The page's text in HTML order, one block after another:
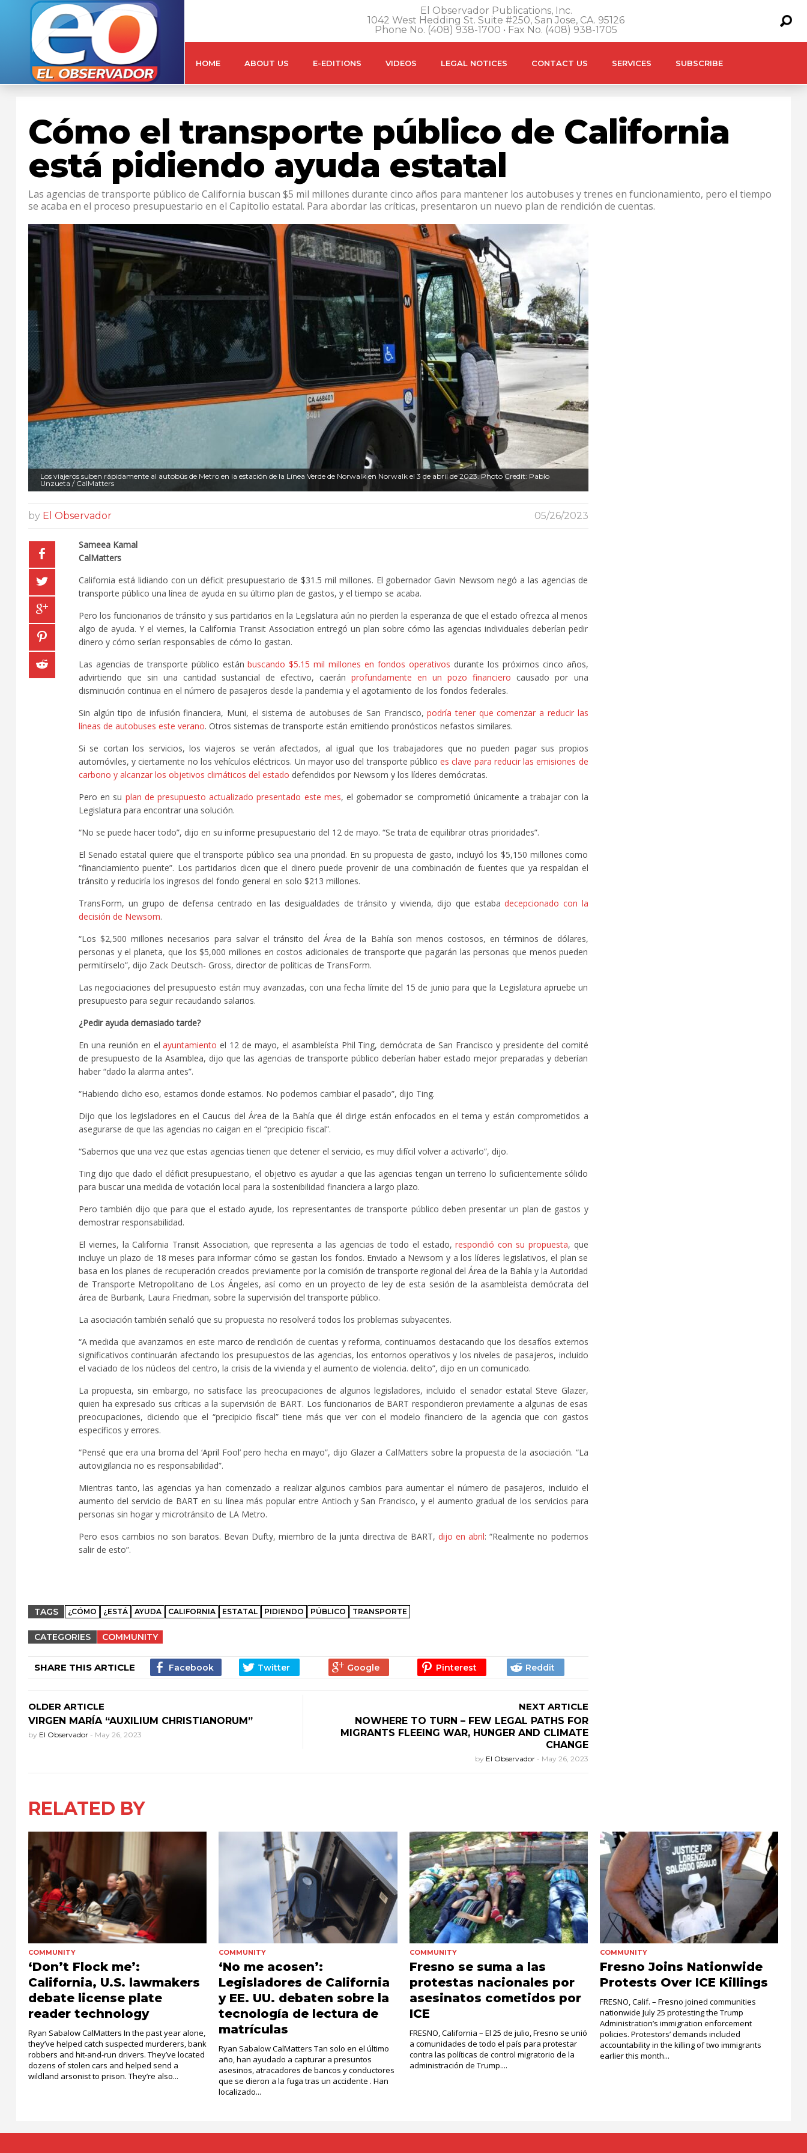
El Observador Publications, Inc.
1042 West Hedding St. Suite #250, San Jose, CA. 95126
Phone No. (408) 938-1700 • Fax No. (408) 938-1705
HOME ABOUT US E-EDITIONS VIDEOS LEGAL NOTICES CONTACT US SERVICES SUBSCRIBE
Cómo el transporte público de California
está pidiendo ayuda estatal
Las agencias de transporte público de California buscan $5 mil millones durante cinco años para mantener los autobuses y trenes en funcionamiento, pero el tiempo
se acaba en el proceso presupuestario en el Capitolio estatal. Para abordar las críticas, presentaron un nuevo plan de rendición de cuentas.
Los viajeros suben rápidamente al autobús de Metro en la estación de la Línea Verde de Norwalk en Norwalk el 3 de abril de 2023. Photo Credit: Pablo
Unzueta / CalMatters
by El Observador 05/26/2023
Sameea Kamal
CalMatters
California está lidiando con un déficit presupuestario de $31.5 mil millones. El gobernador Gavin Newsom negó a las agencias de
transporte público una línea de ayuda en su último plan de gastos, y el tiempo se acaba.
Pero los funcionarios de tránsito y sus partidarios en la Legislatura aún no pierden la esperanza de que el estado ofrezca al menos
algo de ayuda. Y el viernes, la California Transit Association entregó un plan sobre cómo las agencias individuales deberían pedir
dinero y cómo serían responsables de cómo lo gastan.
Las agencias de transporte público estánbuscando $5.15 mil millones en fondos operativos durante los próximos cinco años,
advirtiendo que sin una cantidad sustancial de efectivo, caeránprofundamente en un pozo financiero causado por una
disminución continua en el número de pasajeros desde la pandemia y el agotamiento de los fondos federales.
Sin algún tipo de infusión financiera, Muni, el sistema de autobuses de San Francisco,podría tener que comenzar a reducir las
líneas de autobuses este verano. Otros sistemas de transporte están emitiendo pronósticos nefastos similares.
Si se cortan los servicios, los viajeros se verán afectados, al igual que los trabajadores que no pueden pagar sus propios
automóviles, y ciertamente no los vehículos eléctricos. Un mayor uso del transporte públicoes clave para reducir las emisiones de
carbono y alcanzar los objetivos climáticos del estado defendidos por Newsom y los líderes demócratas.
Pero en su plan de presupuesto actualizado presentado este mes, el gobernador se comprometió únicamente a trabajar con la
Legislatura para encontrar una solución.
“No se puede hacer todo”, dijo en su informe presupuestario del 12 de mayo. “Se trata de equilibrar otras prioridades”.
El Senado estatal quiere que el transporte público sea una prioridad. En su propuesta de gasto, incluyó los $5,150 millones como
“financiamiento puente”. Los partidarios dicen que el dinero puede provenir de una combinación de fuentes que ya respaldan el
tránsito y reduciría los ingresos del fondo general en solo $213 millones.
TransForm, un grupo de defensa centrado en las desigualdades de tránsito y vivienda, dijo que estabadecepcionado con la
decisión de Newsom.
“Los $2,500 millones necesarios para salvar el tránsito del Área de la Bahía son menos costosos, en términos de dólares,
personas y el planeta, que los $5,000 millones en costos adicionales de transporte que pagarán las personas que menos pueden
permitírselo”, dijo Zack Deutsch- Gross, director de políticas de TransForm.
Las negociaciones del presupuesto están muy avanzadas, con una fecha límite del 15 de junio para que la Legislatura apruebe un
presupuesto para seguir recaudando salarios.
¿Pedir ayuda demasiado tarde?
En una reunión en elayuntamiento el 12 de mayo, el asambleísta Phil Ting, demócrata de San Francisco y presidente del comité
de presupuesto de la Asamblea, dijo que las agencias de transporte público deberían haber estado mejor preparadas y deberían
haber “dado la alarma antes”.
“Habiendo dicho eso, estamos donde estamos. No podemos cambiar el pasado”, dijo Ting.
Dijo que los legisladores en el Caucus del Área de la Bahía que él dirige están enfocados en el tema y están comprometidos a
asegurarse de que las agencias no caigan en el “precipicio fiscal”.
“Sabemos que una vez que estas agencias tienen que detener el servicio, es muy difícil volver a activarlo”, dijo.
Ting dijo que dado el déficit presupuestario, el objetivo es ayudar a que las agencias tengan un terreno lo suficientemente sólido
para buscar una medida de votación local para la sostenibilidad financiera a largo plazo.
Pero también dijo que para que el estado ayude, los representantes de transporte público deben presentar un plan de gastos y
demostrar responsabilidad.
El viernes, la California Transit Association, que representa a las agencias de todo el estado,respondió con su propuesta, que
incluye un plazo de 18 meses para informar cómo se gastan los fondos. Enviado a Newsom y a los líderes legislativos, el plan se
basa en los planes de recuperación creados previamente por la comisión de transporte regional del Área de la Bahía y la Autoridad
de Transporte Metropolitano de Los Ángeles, así como en un proyecto de ley de esta sesión de la asambleísta demócrata del
área de Burbank, Laura Friedman, sobre la supervisión del transporte público.
La asociación también señaló que su propuesta no resolverá todos los problemas subyacentes.
“A medida que avanzamos en este marco de rendición de cuentas y reforma, continuamos destacando que los desafíos externos
significativos continuarán afectando los presupuestos de las agencias, los entornos operativos y los niveles de pasajeros, incluido
el vaciado de los núcleos del centro, la crisis de la vivienda y el aumento de violencia. delito”, dijo en un comunicado.
La propuesta, sin embargo, no satisface las preocupaciones de algunos legisladores, incluido el senador estatal Steve Glazer,
quien ha expresado sus críticas a la supervisión de BART. Los funcionarios de BART respondieron previamente a algunas de esas
preocupaciones, diciendo que el “precipicio fiscal” tiene más que ver con el modelo financiero de la agencia que con gastos
específicos y errores.
“Pensé que era una broma del ‘April Fool’ pero hecha en mayo”, dijo Glazer a CalMatters sobre la propuesta de la asociación. “La
autovigilancia no es responsabilidad”.
Mientras tanto, las agencias ya han comenzado a realizar algunos cambios para aumentar el número de pasajeros, incluido el
aumento del servicio de BART en su línea más popular entre Antioch y San Francisco, y el aumento gradual de los servicios para
personas sin hogar y microtránsito de LA Metro.
Pero esos cambios no son baratos. Bevan Dufty, miembro de la junta directiva de BART, dijo en abril: “Realmente no podemos
salir de esto”.
TAGS ¿CÓMO ¿ESTÁ AYUDA CALIFORNIA ESTATAL PIDIENDO PÚBLICO TRANSPORTE
CATEGORIES COMMUNITY
SHARE THIS ARTICLE
OLDER ARTICLE
VIRGEN MARÍA “AUXILIUM CHRISTIANORUM”
by El Observador - May 26, 2023
NEXT ARTICLE
NOWHERE TO TURN – FEW LEGAL PATHS FOR
MIGRANTS FLEEING WAR, HUNGER AND CLIMATE
CHANGE
by El Observador - May 26, 2023
RELATED BY
COMMUNITY
‘Don’t Flock me’:
California, U.S. lawmakers
debate license plate
reader technology
Ryan Sabalow CalMatters In the past year alone,
they’ve helped catch suspected murderers, bank
robbers and hit-and-run drivers. They’ve located
dozens of stolen cars and helped send a
wildland arsonist to prison. They’re also...
COMMUNITY
‘No me acosen’:
Legisladores de California
y EE. UU. debaten sobre la
tecnología de lectura de
matrículas
Ryan Sabalow CalMatters Tan solo en el último
año, han ayudado a capturar a presuntos
asesinos, atracadores de bancos y conductores
que se dieron a la fuga tras un accidente . Han
localizado...
COMMUNITY
Fresno se suma a las
protestas nacionales por
asesinatos cometidos por
ICE
FRESNO, California – El 25 de julio, Fresno se unió
a comunidades de todo el país para protestar
contra las políticas de control migratorio de la
administración de Trump....
COMMUNITY
Fresno Joins Nationwide
Protests Over ICE Killings
FRESNO, Calif. – Fresno joined communities
nationwide July 25 protesting the Trump
Administration’s immigration enforcement
policies. Protestors’ demands included
accountability in the killing of two immigrants
earlier this month...